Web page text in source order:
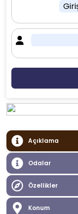
Açıklama
Odalar
Özellikler
Konum